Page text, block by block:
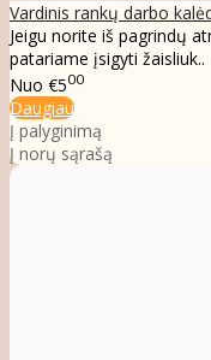
Vardinis rankų darbo
Jeigu norite iš pagrindų
patariame įsigyti žaisliuk..
Nuo €500
Daugiau
Į palyginimą
Į norų sąrašą